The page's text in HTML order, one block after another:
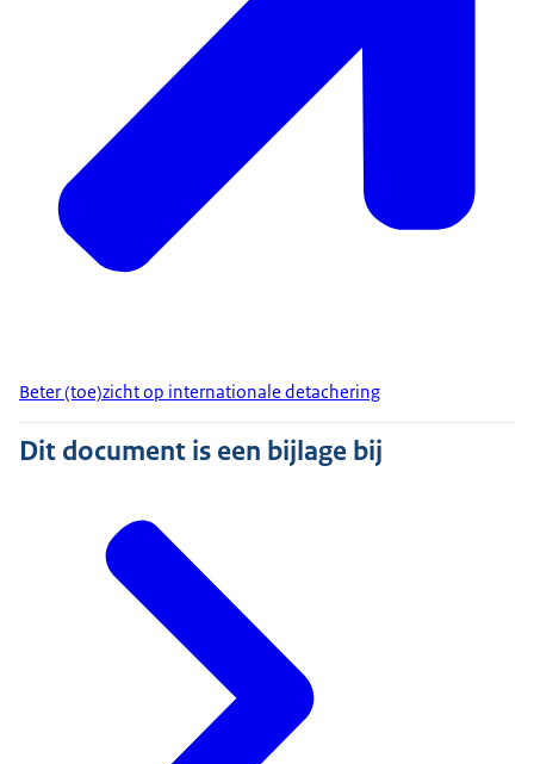
Beter (toe)zicht op internationale detachering
Dit document is een bijlage bij